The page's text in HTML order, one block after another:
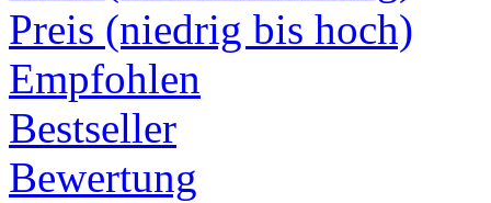
Preis (niedrig bis hoch)
Empfohlen
Bestseller
Bewertung